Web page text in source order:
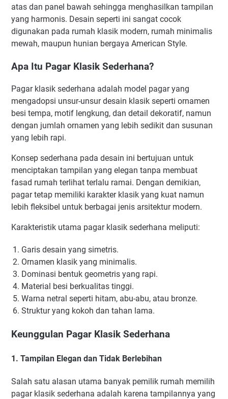
atas dan panel bawah sehingga menghasilkan tampilan
yang harmonis. Desain seperti ini sangat cocok
digunakan pada rumah klasik modern, rumah minimalis
mewah, maupun hunian bergaya American Style.
Apa Itu Pagar Klasik Sederhana?
Pagar klasik sederhana adalah model pagar yang
mengadopsi unsur-unsur desain klasik seperti ornamen
besi tempa, motif lengkung, dan detail dekoratif, namun
dengan jumlah ornamen yang lebih sedikit dan susunan
yang lebih rapi.
Konsep sederhana pada desain ini bertujuan untuk
menciptakan tampilan yang elegan tanpa membuat
fasad rumah terlihat terlalu ramai. Dengan demikian,
pagar tetap memiliki karakter klasik yang kuat namun
lebih fleksibel untuk berbagai jenis arsitektur modern.
Karakteristik utama pagar klasik sederhana meliputi:
Garis desain yang simetris.
Ornamen klasik yang minimalis.
Dominasi bentuk geometris yang rapi.
Material besi berkualitas tinggi.
Warna netral seperti hitam, abu-abu, atau bronze.
Struktur yang kokoh dan tahan lama.
Keunggulan Pagar Klasik Sederhana
1. Tampilan Elegan dan Tidak Berlebihan
Salah satu alasan utama banyak pemilik rumah memilih
pagar klasik sederhana adalah karena tampilannya yang